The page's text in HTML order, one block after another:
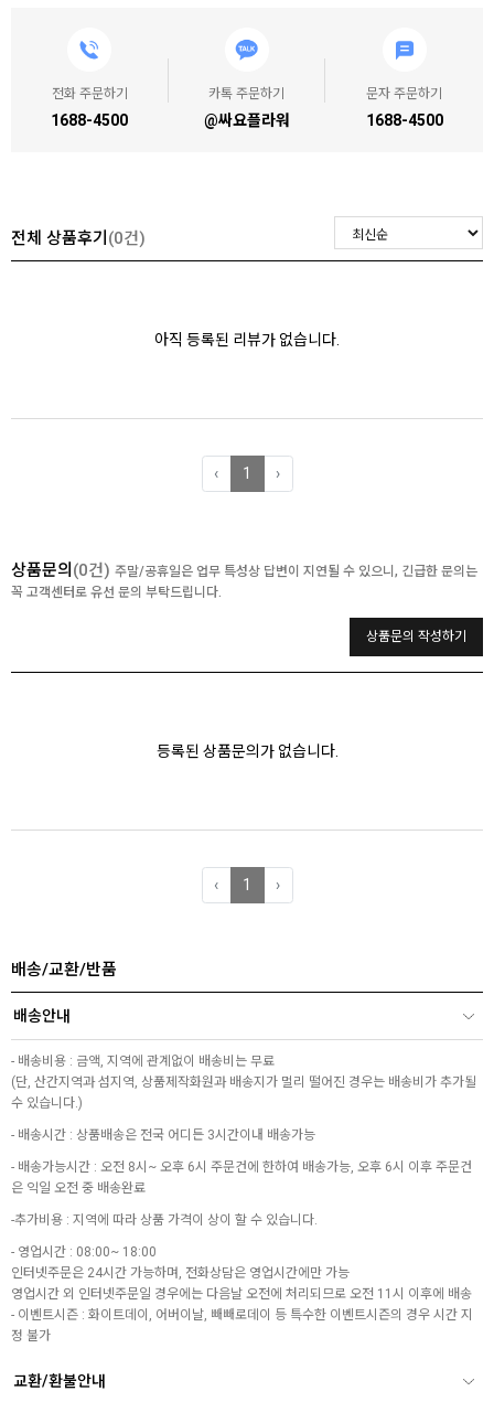
전화 주문하기
1688-4500
카톡 주문하기
@싸요플라워
문자 주문하기
1688-4500
전체 상품후기 (0건)
아직 등록된 리뷰가 없습니다.
‹ 1 ›
상품문의 (0건) 주말/공휴일은 업무 특성상 답변이 지연될 수 있으니, 긴급한 문의는
꼭 고객센터로 유선 문의 부탁드립니다.
상품문의 작성하기
등록된 상품문의가 없습니다.
‹ 1 ›
배송/교환/반품
배송안내
- 배송비용 : 금액, 지역에 관계없이 배송비는 무료
(단, 산간지역과 섬지역, 상품제작화원과 배송지가 멀리 떨어진 경우는 배송비가 추가될
수 있습니다.)
- 배송시간 : 상품배송은 전국 어디든 3시간이내 배송가능
- 배송가능시간 : 오전 8시~ 오후 6시 주문건에 한하여 배송가능, 오후 6시 이후 주문건
은 익일 오전 중 배송완료
-추가비용 : 지역에 따라 상품 가격이 상이 할 수 있습니다.
- 영업시간 : 08:00~ 18:00
인터넷주문은 24시간 가능하며, 전화상담은 영업시간에만 가능
영업시간 외 인터넷주문일 경우에는 다음날 오전에 처리되므로 오전 11시 이후에 배송
- 이벤트시즌 : 화이트데이, 어버이날, 빼빼로데이 등 특수한 이벤트시즌의 경우 시간 지
정 불가
교환/환불안내